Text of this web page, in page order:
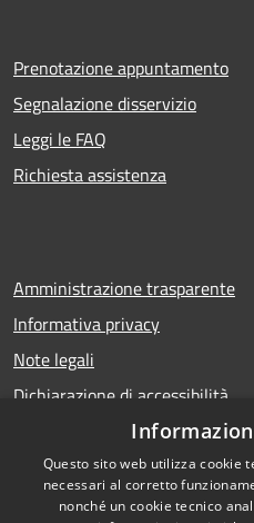
Prenotazione appuntamento
Segnalazione disservizio
Leggi le FAQ
Richiesta assistenza
Amministrazione trasparente
Informativa privacy
Note legali
Dichiarazione di accessibilità
RSS
Questo sito web utilizza cookie
necessari al corretto
nonché un cookie tecnico